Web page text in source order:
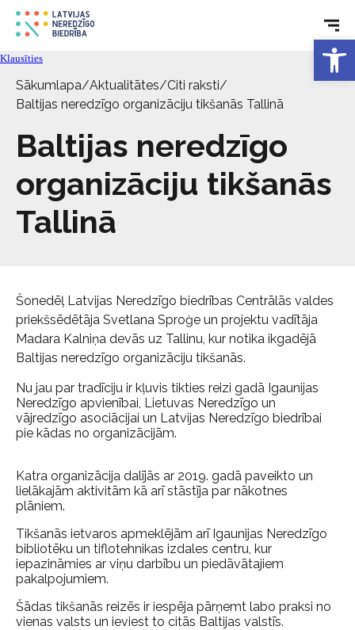
Rehabilitācija
Par biedrību
Klausīties
Sākumlapa/Aktualitātes/Citi raksti/
Baltijas neredzīgo organizāciju tikšanās Tallinā
Baltijas neredzīgo
organizāciju tikšanās
Tallinā
Šonedēļ Latvijas Neredzīgo biedrības Centrālās valdes
priekšsēdētāja Svetlana Sproģe un projektu vadītāja
Madara Kalniņa devās uz Tallinu, kur notika ikgadējā
Baltijas neredzīgo organizāciju tikšanās.
Nu jau par tradīciju ir kļuvis tikties reizi gadā Igaunijas
Neredzīgo apvienībai, Lietuvas Neredzīgo un
vājredzīgo asociācijai un Latvijas Neredzīgo biedrībai
pie kādas no organizācijām.
Katra organizācija dalījās ar 2019. gadā paveikto un
lielākajām aktivitām kā arī stāstīja par nākotnes
plāniem.
Tikšanās ietvaros apmeklējām arī Igaunijas Neredzīgo
bibliotēku un tiflotehnikas izdales centru, kur
iepazināmies ar viņu darbību un piedāvātajiem
pakalpojumiem.
Šādas tikšanās reizēs ir iespēja pārņemt labo praksi no
vienas valsts un ieviest to citās Baltijas valstīs.